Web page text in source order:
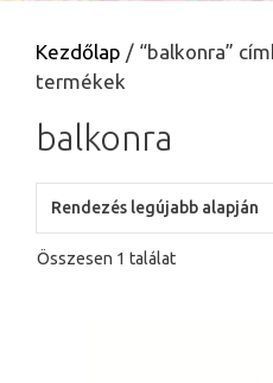
Kezdőlap / “balkonra”
termékek
balkonra
Összesen 1 találat